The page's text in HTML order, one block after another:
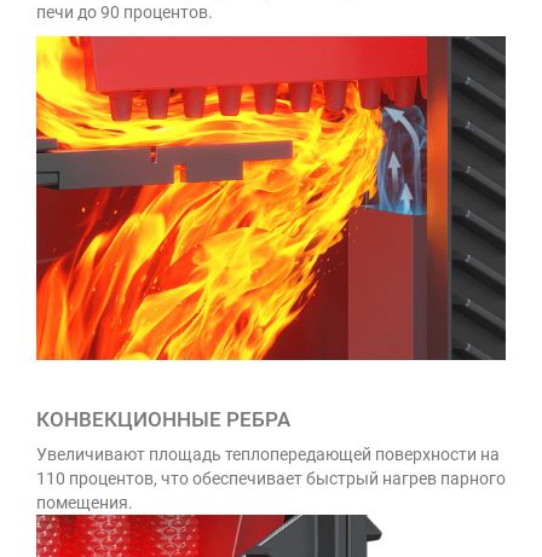
печи до 90 процентов.
КОНВЕКЦИОННЫЕ РЕБРА
Увеличивают площадь теплопередающей поверхности на
110 процентов, что обеспечивает быстрый нагрев парного
помещения.